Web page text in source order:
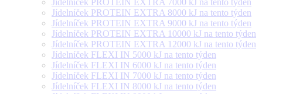
Jídelníček PROTEIN EXTRA 7000 kJ na tento týden
Jídelníček PROTEIN EXTRA 8000 kJ na tento týden
Jídelníček PROTEIN EXTRA 9000 kJ na tento týden
Jídelníček PROTEIN EXTRA 10000 kJ na tento týden
Jídelníček PROTEIN EXTRA 12000 kJ na tento týden
Jídelníček FLEXI IN 5000 kJ na tento týden
Jídelníček FLEXI IN 6000 kJ na tento týden
Jídelníček FLEXI IN 7000 kJ na tento týden
Jídelníček FLEXI IN 8000 kJ na tento týden